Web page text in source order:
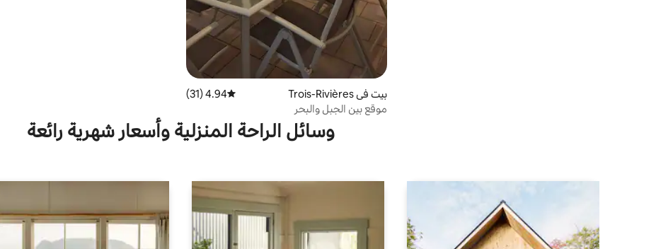
بيت في Trois-Rivières متوسط التقييم 4.94 من 5، 31 مراجعات
4.94 (31)
موقع بين الجبل والبحر
وسائل الراحة المنزلية وأسعار شهرية رائعة